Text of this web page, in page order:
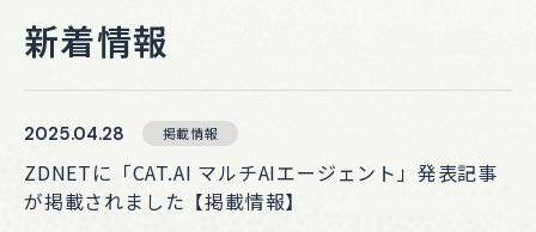
新着情報
2025.04.28 掲載情報
ZDNETに「CAT.AI マルチAIエージェント」発表記事
が掲載されました【掲載情報】